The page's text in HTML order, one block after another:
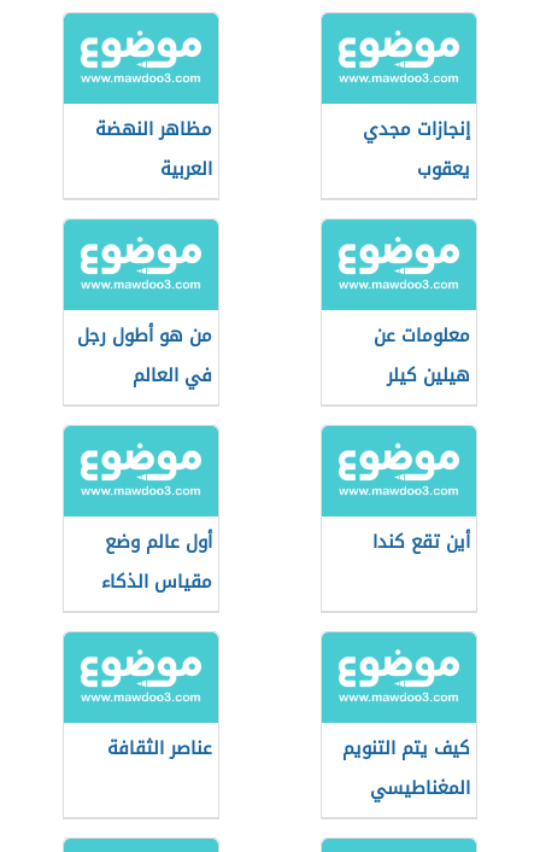
إنجازات مجدي
يعقوب
مظاهر النهضة
العربية
معلومات عن
هيلين كيلر
من هو أطول رجل
في العالم
أين تقع كندا
أول عالم وضع
مقياس الذكاء
كيف يتم التنويم
المغناطيسي
عناصر الثقافة